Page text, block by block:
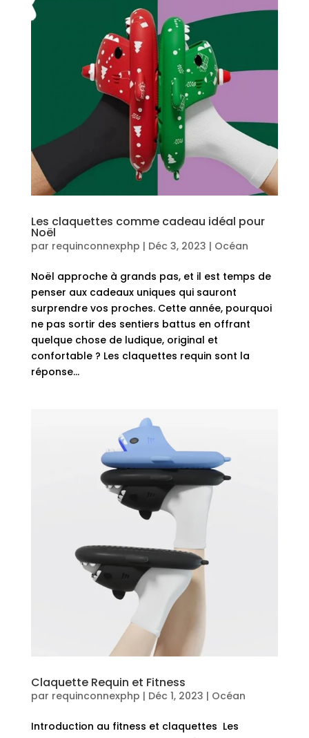
Les claquettes comme cadeau idéal pour
Noël
par requinconnexphp | Déc 3, 2023 | Océan
Noël approche à grands pas, et il est temps de
penser aux cadeaux uniques qui sauront
surprendre vos proches. Cette année, pourquoi
ne pas sortir des sentiers battus en offrant
quelque chose de ludique, original et
confortable ? Les claquettes requin sont la
réponse...
Claquette Requin et Fitness
par requinconnexphp | Déc 1, 2023 | Océan
Introduction au fitness et claquettes Les